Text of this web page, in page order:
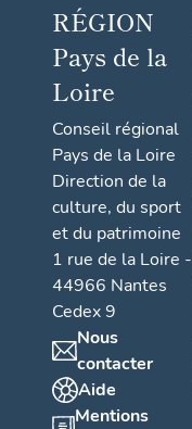
RÉGION
Pays de la
Loire
Conseil régional
Pays de la Loire
Direction de la
culture, du sport
et du patrimoine
1 rue de la Loire -
44966 Nantes
Cedex 9
Nous
contacter
Aide
Mentions